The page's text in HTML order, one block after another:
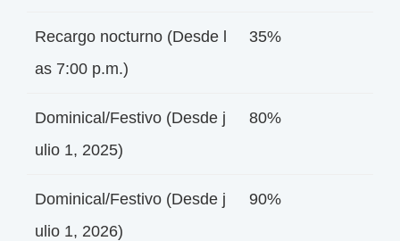
Recargo nocturno (Desde l
as 7:00 p.m.)
35%
Dominical/Festivo (Desde j
ulio 1, 2025)
80%
Dominical/Festivo (Desde j
ulio 1, 2026)
90%